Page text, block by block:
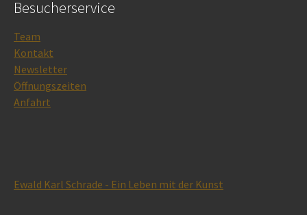
Besucherservice
Team
Kontakt
Newsletter
Öffnungszeiten
Anfahrt
Ewald Karl Schrade - Ein Leben mit der Kunst